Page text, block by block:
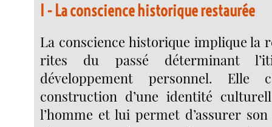
I - La conscience historique restaurée
La conscience historique implique la
rites du passé déterminant
développement personnel.
construction d’une identité
l’homme et lui permet d’assurer